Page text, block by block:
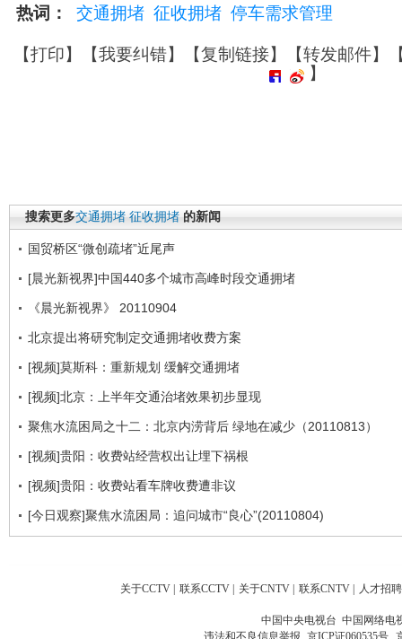
热词： 交通拥堵 征收拥堵 停车需求管理
【打印】【我要纠错】【复制链接】【转发邮件】
】
搜索更多交通拥堵 征收拥堵 的新闻
国贸桥区“微创疏堵”近尾声
[晨光新视界]中国440多个城市高峰时段交通拥堵
《晨光新视界》 20110904
北京提出将研究制定交通拥堵收费方案
[视频]莫斯科：重新规划 缓解交通拥堵
[视频]北京：上半年交通治堵效果初步显现
聚焦水流困局之十二：北京内涝背后 绿地在减少（20110813）
[视频]贵阳：收费站经营权出让埋下祸根
[视频]贵阳：收费站看车牌收费遭非议
[今日观察]聚焦水流困局：追问城市“良心”(20110804)
关于CCTV | 联系CCTV | 关于CNTV | 联系CNTV | 人才招聘
中国中央电视台 中国网络电
违法和不良信息举报 京ICP证060535号